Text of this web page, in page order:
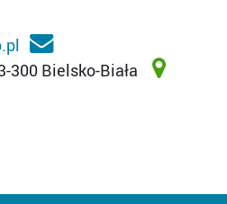
300 Bielsko-Biała